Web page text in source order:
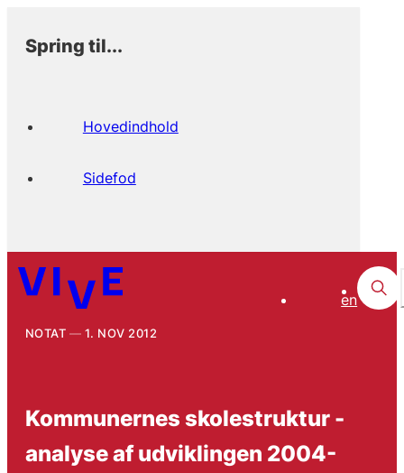
Spring til...
Hovedindhold
Sidefod
en
NOTAT 1. NOV 2012
Kommunernes skolestruktur -
analyse af udviklingen 2004-